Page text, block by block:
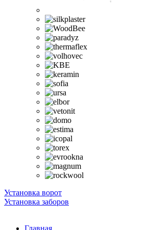
Установка ворот
Установка заборов